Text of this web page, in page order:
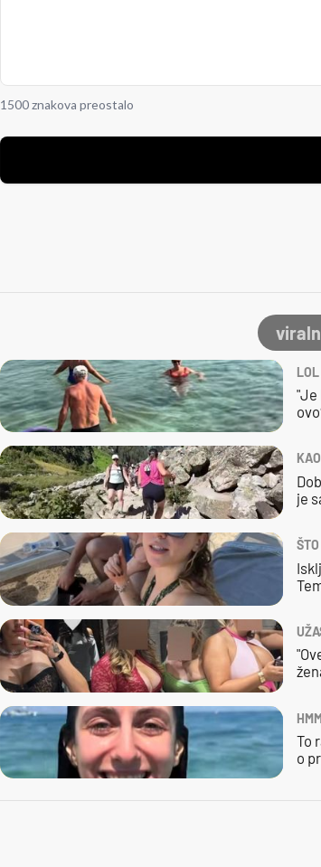
1500 znakova preostalo
LOL
"Je
je
To
o